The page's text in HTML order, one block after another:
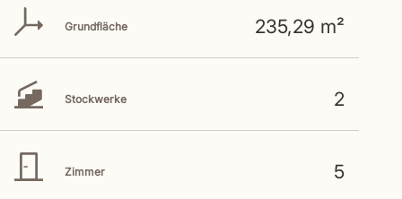
Grundfläche 235,29 m²
Stockwerke 2
Zimmer 5